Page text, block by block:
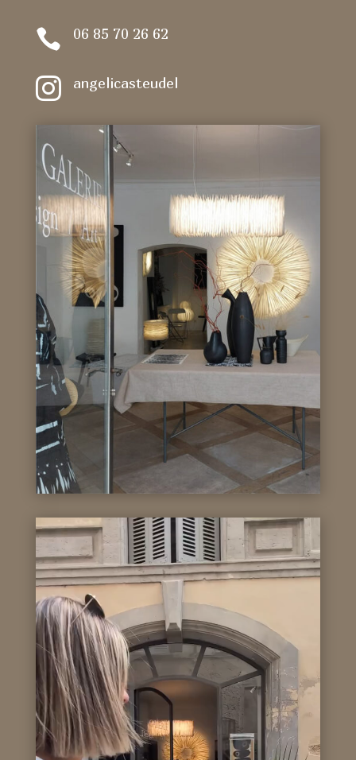
 06 85 70 26 62
 angelicasteudel